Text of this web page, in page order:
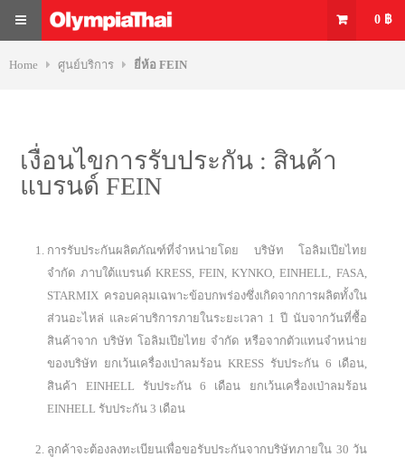
0 ฿
Home ศูนย์บริการ ยี่ห้อ FEIN
เงื่อนไขการรับประกัน : สินค้า
แบรนด์ FEIN
การรับประกันผลิตภัณฑ์ที่จำหน่ายโดย บริษัท โอลิมเปียไทย
จำกัด ภาบใต้แบรนด์ KRESS, FEIN, KYNKO, EINHELL, FASA,
STARMIX ครอบคลุมเฉพาะข้อบกพร่องซึ่งเกิดจากการผลิตทั้งใน
ส่วนอะไหล่ และค่าบริการภายในระยะเวลา 1 ปี นับจากวันที่ซื้อ
สินค้าจาก บริษัท โอลิมเปียไทย จำกัด หรือจากตัวแทนจำหน่าย
ของบริษัท ยกเว้นเครื่องเป่าลมร้อน KRESS รับประกัน 6 เดือน,
สินค้า EINHELL รับประกัน 6 เดือน ยกเว้นเครื่องเป่าลมร้อน
EINHELL รับประกัน 3 เดือน
ลูกค้าจะต้องลงทะเบียนเพื่อขอรับประกันจากบริษัทภายใน 30 วัน